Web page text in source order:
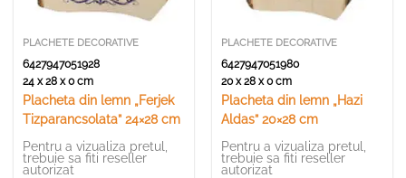
PLACHETE DECORATIVE
6427947051928
24 x 28 x 0 cm
Placheta din lemn „Ferjek
Tizparancsolata” 24×28 cm
Pentru a vizualiza pretul,
trebuie sa fiti reseller
autorizat
PLACHETE DECORATIVE
6427947051980
20 x 28 x 0 cm
Placheta din lemn „Hazi
Aldas” 20×28 cm
Pentru a vizualiza pretul,
trebuie sa fiti reseller
autorizat